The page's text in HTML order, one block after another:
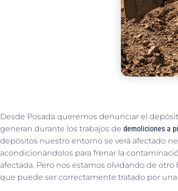
Desde Posada queremos denunciar el
generan durante los trabajos de demoliciones a
depósitos nuestro entorno se verá afectado
acondicionándolos para frenar la
afectada. Pero nos estamos olvidando de
que puede ser correctamente tratado por